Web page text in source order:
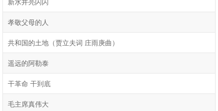
孝敬父母的人
共和国的土地（贾立夫词 庄雨庚曲）
遥远的阿勒泰
干革命 干到底
毛主席真伟大